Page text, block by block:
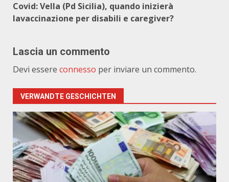
Covid: Vella (Pd Sicilia), quando inizierà
lavaccinazione per disabili e caregiver?
Lascia un commento
Devi essere connesso per inviare un commento.
VERWANDTE GESCHICHTEN